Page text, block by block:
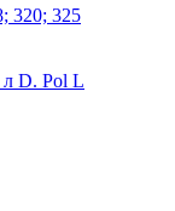
320; 325
D. Pol L